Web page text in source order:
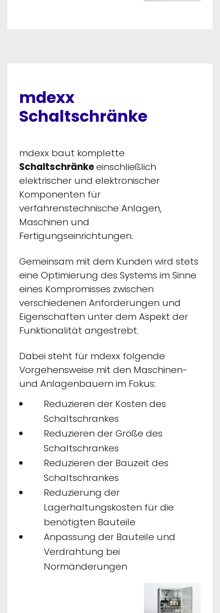
mdexx
Schaltschränke
mdexx baut komplette
Schaltschränkeeinschließlich
elektrischer und elektronischer
Komponenten für
verfahrenstechnische Anlagen,
Maschinen und
Fertigungseinrichtungen.
Gemeinsam mit dem Kunden wird stets
eine Optimierung des Systems im Sinne
eines Kompromisses zwischen
verschiedenen Anforderungen und
Eigenschaften unter dem Aspekt der
Funktionalität angestrebt.
Dabei steht für mdexx folgende
Vorgehensweise mit den Maschinen-
und Anlagenbauern im Fokus:
Reduzieren der Kosten des
Schaltschrankes
Reduzieren der Größe des
Schaltschrankes
Reduzieren der Bauzeit des
Schaltschrankes
Reduzierung der
Lagerhaltungskosten für die
benötigten Bauteile
Anpassung der Bauteile und
Verdrahtung bei
Normänderungen